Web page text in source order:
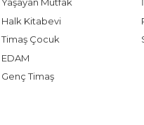
Halk Kitabevi
Timaş Çocuk
EDAM
Genç Timaş